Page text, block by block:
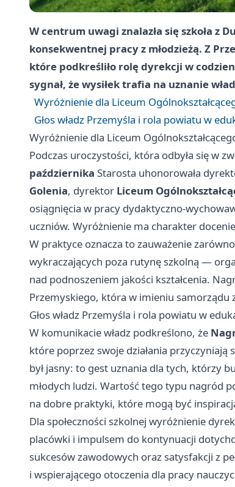
W centrum uwagi znalazła się szkoła z
konsekwentnej pracy z młodzieżą. Z
które podkreśliło rolę dyrekcji w
sygnał, że wysiłek trafia na uznanie
Wyróżnienie dla Liceum
Głos władz Przemyśla i rola powiatu w
Wyróżnienie dla Liceum
Podczas uroczystości, która odbyła się w
października Starosta uhonorowała
Golenia, dyrektor Liceum
osiągnięcia w pracy
uczniów. Wyróżnienie ma charakter
W praktyce oznacza to zauważenie
wykraczających poza rutynę szkolną —
nad podnoszeniem jakości kształcenia.
Przemyskiego, która w imieniu samorządu
Głos władz Przemyśla i rola powiatu w
W komunikacie władz podkreślono, że
które poprzez swoje działania
był jasny: to gest uznania dla tych, którzy
młodych ludzi. Wartość tego typu nagród
na dobre praktyki, które mogą być
Dla społeczności szkolnej wyróżnienie
placówki i impulsem do kontynuacji
sukcesów zawodowych oraz satysfakcji z
i wspierającego otoczenia dla pracy